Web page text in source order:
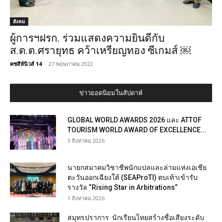
สังคม
ผู้การฯฝรก. ร่วมแสดงความยินดีกับ
ส.ต.ต.ศรายุทธ คว้าเหรียญทอง ซีเกมส์ ￼
คชสีห์นิวส์ 14 - 27 พฤษภาคม 2022
ข่าวยอดนิยมในสัปดาห์
GLOBAL WORLD AWARDS 2026 และ ATTOF
TOURISM WORLD AWARD OF EXCELLENCE...
3 สิงหาคม 2026
นายกสมาคมวิชาชีพนักแปลและล่ามแห่งเอเชีย
ตะวันออกเฉียงใต้ (SEAProTI) ตบเท้าเข้ารับ
รางวัล “Rising Star in Arbitrations”
1 สิงหาคม 2026
สมุทรปราการ นักเรียนไทยสร้างชื่อเสียงระดับ